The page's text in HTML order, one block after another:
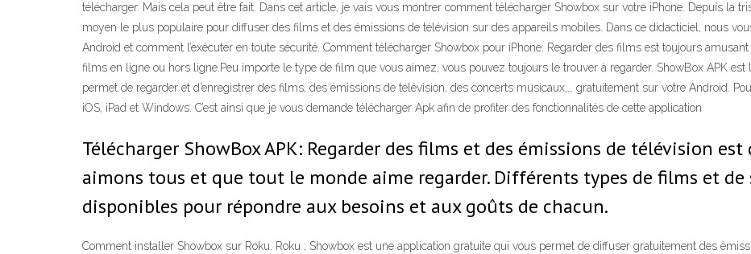
télécharger. Mais cela peut être fait. Dans cet article, je vais vous montrer comment télécharger Showbox sur votre iPhone. Depuis la
moyen le plus populaire pour diffuser des films et des émissions de télévision sur des appareils mobiles. Dans ce didacticiel, nous
Android et comment l’exécuter en toute sécurité. Comment télécharger Showbox pour iPhone: Regarder des films est toujours
films en ligne ou hors ligne.Peu importe le type de film que vous aimez, vous pouvez toujours le trouver à regarder. ShowBox APK
permet de regarder et d’enregistrer des films, des émissions de télévision, des concerts musicaux,… gratuitement sur votre Android.
iOS, iPad et Windows. C’est ainsi que je vous demande télécharger Apk afin de profiter des fonctionnalités de cette application
Télécharger ShowBox APK: Regarder des films et des émissions de télévision
aimons tous et que tout le monde aime regarder. Différents types de films et de
disponibles pour répondre aux besoins et aux goûts de chacun.
Comment installer Showbox sur Roku. Roku ; Showbox est une application gratuite qui vous permet de diffuser gratuitement des